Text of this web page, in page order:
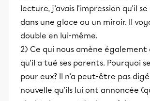
lecture, j'avais l'impression qu'il
dans une glace ou un miroir. Il
double en lui-même.
2) Ce qui nous amène également
qu'il a tué ses parents. Pourquoi
pour eux? Il n'a peut-être pas
nouvelle qu'ils lui ont annoncée